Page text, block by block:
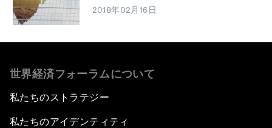
2018年02月16日
世界経済フォーラムについて
私たちのストラテジー
私たちのアイデンティティ